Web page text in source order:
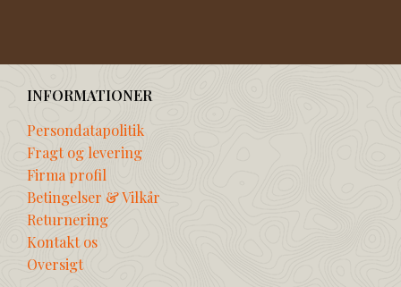
INFORMATIONER
Persondatapolitik
Fragt og levering
Firma profil
Betingelser & Vilkår
Returnering
Kontakt os
Oversigt